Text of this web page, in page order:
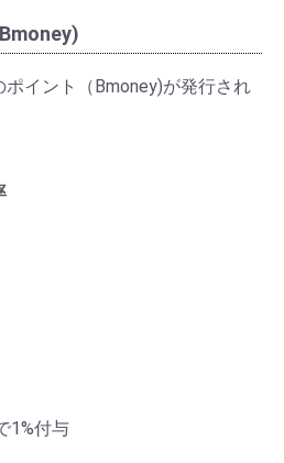
イント（Bmoney)が発行され
1%付与